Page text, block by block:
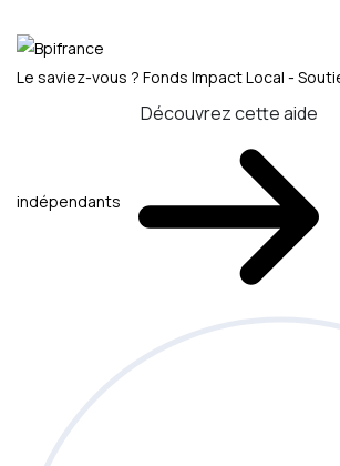
Le saviez-vous ? Fonds Impact Local -
indépendants
Découvrez cette aide